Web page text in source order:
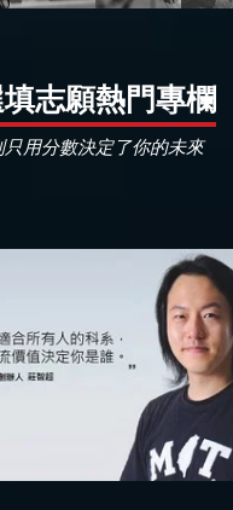
志願熱門專欄
只用分數決定了你的未來